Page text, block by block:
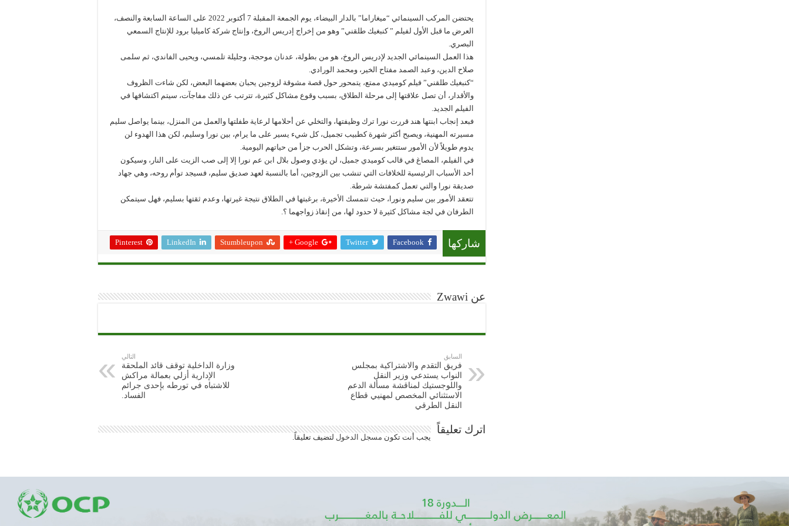
يحتضن المركب السينمائي “ميغاراما” بالدار البيضاء، يوم الجمعة المقبلة 7 أكتوبر 2022 على الساعة السابعة والنصف،
العرض ما قبل الأول لفيلم ” كنبغيك طلقني” وهو من إخراج إدريس الروخ، وإنتاج شركة كاميليا برود للإنتاج السمعي
البصري.
هذا العمل السينمائي الجديد لإدريس الروخ، هو من بطولة، عدنان موحجة، وجليلة تلمسي، ويحيى الفاندي، ثم سلمى
صلاح الدين، وعبد الصمد مفتاح الخير، ومحمد الورادي.
“كنبغيك طلقني” فيلم كوميدي ممتع، يتمحور حول قصة مشوقة لزوجين يحبان بعضهما البعض، لكن شاءت الظروف
والأقدار، أن تصل علاقتها إلى مرحلة الطلاق، بسبب وقوع مشاكل كثيرة، تترتب عن ذلك مفاجآت، سيتم اكتشافها في
الفيلم الجديد.
فبعد إنجاب ابنتها هند قررت نورا ترك وظيفتها، والتخلي عن أحلامها لرعاية طفلتها والعمل من المنزل، بينما يواصل سليم
مسيرته المهنية، ويصبح أكثر شهرة كطبيب تجميل، كل شيء يسير على ما يرام، بين نورا وسليم، لكن هذا الهدوء لن
يدوم طويلاً لأن الأمور ستتغير بسرعة، وتشكل الحرب جزأ من حياتهم اليومية.
في الفيلم، المصاغ في قالب كوميدي جميل، لن يؤدي وصول بلال ابن عم نورا إلا إلى صب الزيت على النار، وسيكون
أحد الأسباب الرئيسية للخلافات التي تنشب بين الزوجين، أما بالنسبة لعهد صديق سليم، فسيجد توأم روحه، وهي جهاد
صديقة نورا والتي تعمل كمفتشة شرطة.
تتعقد الأمور بين سليم ونورا، حيث تتمسك الأخيرة، برغبتها في الطلاق نتيجة غيرتها، وعدم ثقتها بسليم، فهل سيتمكن
الطرفان في لجة مشاكل كثيرة لا حدود لها، من إنقاذ زواجهما ؟.
شاركها Facebook
Twitter
Google +
Stumbleupon
LinkedIn
Pinterest
عن Zwawi
السابق
فريق التقدم والاشتراكية بمجلس
النواب يستدعي وزير النقل
واللوجستيك لمناقشة مسألة الدعم
الاستثنائي المخصص لمهنيي قطاع
النقل الطرقي
التالي
وزارة الداخلية توقف قائد الملحقة
الإدارية أزلي بعمالة مراكش
للاشتباه في تورطه بإحدى جرائم
الفساد.
اترك تعليقاً
يجب أنت تكون مسجل الدخول لتضيف تعليقاً.